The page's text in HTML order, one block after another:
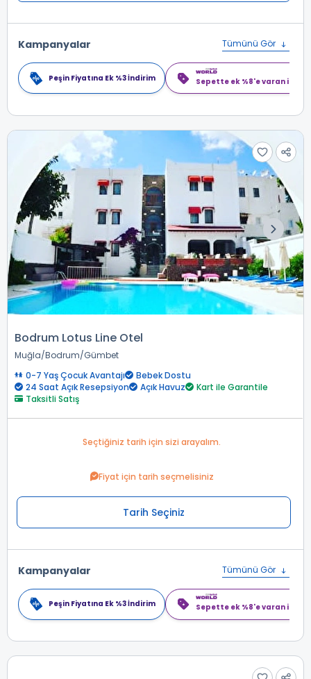
Kampanyalar Tümünü Gör
Peşin Fiyatına Ek %3 İndirim Sepette ek %8'e varan
Bodrum Lotus Line Otel
Muğla Bodrum Gümbet
0-7 Yaş Çocuk Avantajı
Bebek Dostu
24 Saat Açık Resepsiyon
Açık Havuz
Kart ile Garantile
Taksitli Satış
Seçtiğiniz tarih için sizi arayalım.
Fiyat için tarih seçmelisiniz
Tarih Seçiniz
Kampanyalar Tümünü Gör
Peşin Fiyatına Ek %3 İndirim Sepette ek %8'e varan